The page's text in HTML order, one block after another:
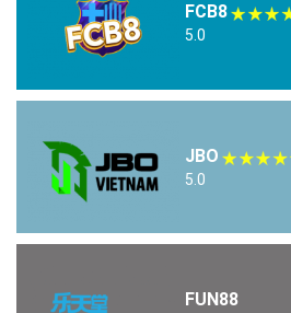
FCB8
5.0
JBO
5.0
FUN88